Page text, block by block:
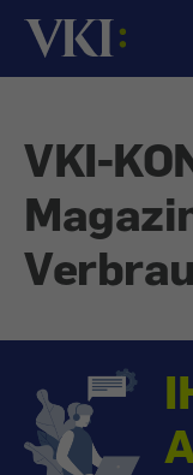
Startseite
VKI-